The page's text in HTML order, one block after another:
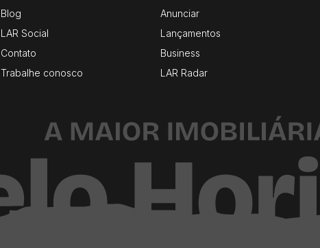
Blog
LAR Social
Contato
Trabalhe conosco
Anunciar
Lançamentos
Business
LAR Radar